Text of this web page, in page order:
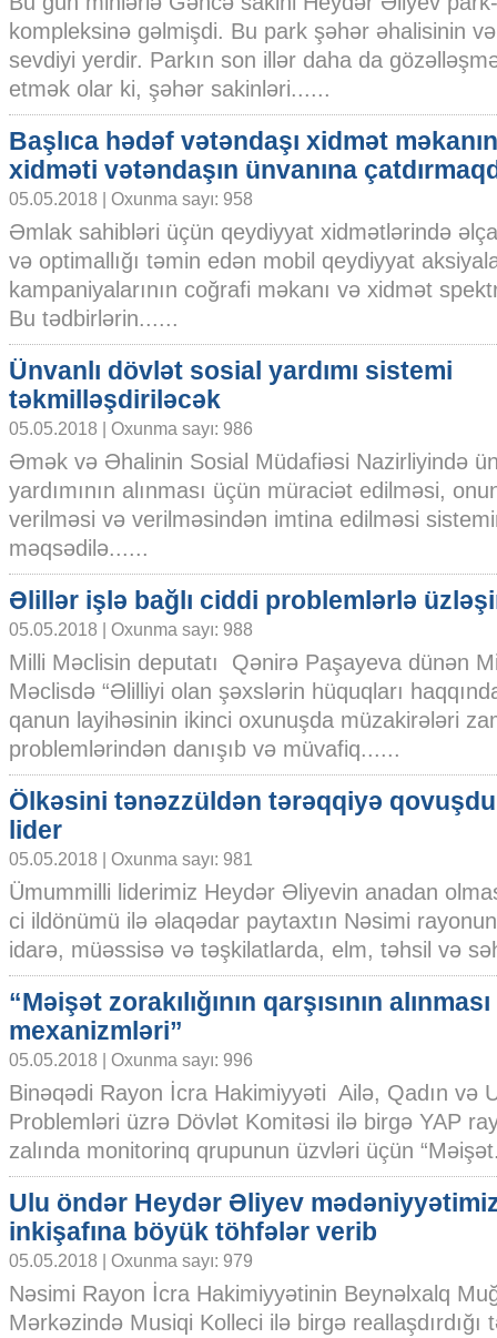
kompleksinə gəlmişdi. Bu park şəhər əhalisinin
sevdiyi yerdir. Parkın son illər daha da
etmək olar ki, şəhər sakinləri......
Başlıca hədəf vətəndaşı xidmət
xidməti vətəndaşın ünvanına
05.05.2018 | Oxunma sayı: 958
Əmlak sahibləri üçün qeydiyyat xidmətlərində
və optimallığı təmin edən mobil qeydiyyat
kampaniyalarının coğrafi məkanı və xidmət
Bu tədbirlərin......
Ünvanlı dövlət sosial yardımı sistemi
təkmilləşdiriləcək
05.05.2018 | Oxunma sayı: 986
Əmək və Əhalinin Sosial Müdafiəsi Nazirliyində
yardımının alınması üçün müraciət edilməsi,
verilməsi və verilməsindən imtina edilməsi
məqsədilə......
Əlillər işlə bağlı ciddi problemlərlə
05.05.2018 | Oxunma sayı: 988
Milli Məclisin deputatı Qənirə Paşayeva dünən
Məclisdə “Əlilliyi olan şəxslərin hüquqları
qanun layihəsinin ikinci oxunuşda müzakirələri
problemlərindən danışıb və müvafiq......
Ölkəsini tənəzzüldən tərəqqiyə
lider
05.05.2018 | Oxunma sayı: 981
Ümummilli liderimiz Heydər Əliyevin anadan
ci ildönümü ilə əlaqədar paytaxtın Nəsimi
idarə, müəssisə və təşkilatlarda, elm, təhsil və
“Məişət zorakılığının qarşısının alınması
mexanizmləri”
05.05.2018 | Oxunma sayı: 996
Binəqədi Rayon İcra Hakimiyyəti Ailə, Qadın və
Problemləri üzrə Dövlət Komitəsi ilə birgə YAP
zalında monitorinq qrupunun üzvləri üçün
Ulu öndər Heydər Əliyev
inkişafına böyük töhfələr verib
05.05.2018 | Oxunma sayı: 979
Nəsimi Rayon İcra Hakimiyyətinin Beynəlxalq
Mərkəzində Musiqi Kolleci ilə birgə reallaşdırdığı